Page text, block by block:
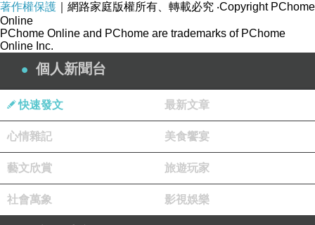
近期也有位同事，算是干擾嚴重吧，每次
他傳訊息過來我就覺得不舒服，或者很明顯
的發現情緒起伏變大，然後開訊息一看，果
然他又來訊息了！而且他訊息還很多，一天
好多則，幾乎長時間都讓我處理被干擾的狀
況！不過靈界方面被干擾不打緊，有時候傳
的內容讓人家非常「點點點」，才真是有點
受不了。偏偏他自我感覺又良好，真不知道
該怎麼辦！
著作權保護 ｜網路家庭版權所有、轉載必究 ‧Copyright PChome
Online
PChome Online and PChome are trademarks of PChome
Online Inc.
個人新聞台
快速發文 最新文章
心情雜記 美食饗宴
藝文欣賞 旅遊玩家
社會萬象 影視娛樂